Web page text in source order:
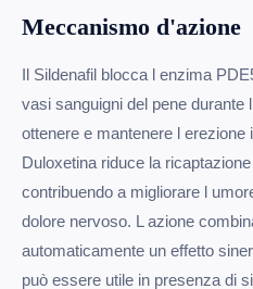
Meccanismo d'azione
Il Sildenafil blocca l enzima
vasi sanguigni del pene
ottenere e mantenere l erezione
Duloxetina riduce la
contribuendo a migliorare l
dolore nervoso. L azione
automaticamente un effetto
può essere utile in presenza di